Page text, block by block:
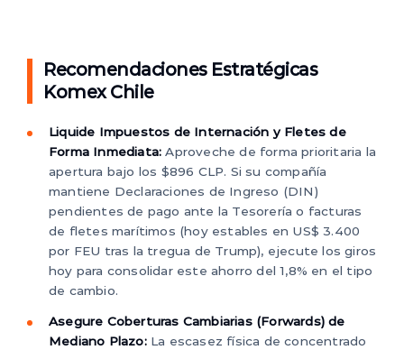
Recomendaciones Estratégicas
Komex Chile
Liquide Impuestos de Internación y Fletes de
Forma Inmediata: Aproveche de forma prioritaria la
apertura bajo los $896 CLP. Si su compañía
mantiene Declaraciones de Ingreso (DIN)
pendientes de pago ante la Tesorería o facturas
de fletes marítimos (hoy estables en US$ 3.400
por FEU tras la tregua de Trump), ejecute los giros
hoy para consolidar este ahorro del 1,8% en el tipo
de cambio.
Asegure Coberturas Cambiarias (Forwards) de
Mediano Plazo:La escasez física de concentrado